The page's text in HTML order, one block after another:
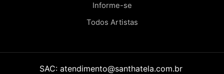
Informe-se
Todos Artistas
SAC: atendimento@santhatela.com.br